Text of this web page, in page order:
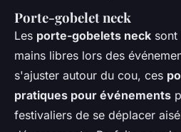
Porte-gobelet neck
Les porte-gobelets neck
mains libres lors des
s'ajuster autour du cou, ces
pratiques pour événements
festivaliers de se déplacer